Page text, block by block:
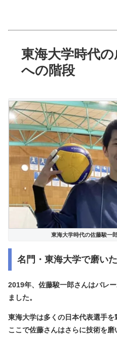
東海大学時代
への階段
東海大学時代の佐藤駿一
名門・東海大学で磨い
2019年、佐藤駿一郎さんはバレ
ました。
東海大学は多くの日本代表選手を
ここで佐藤さんはさらに技術を磨